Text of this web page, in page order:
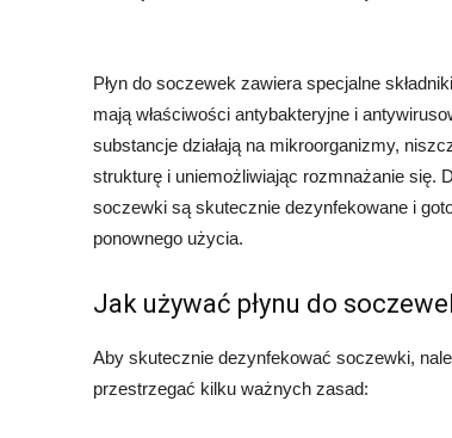
Płyn do soczewek zawiera specjalne
mają właściwości antybakteryjne i
substancje działają na mikroorganizmy,
strukturę i uniemożliwiając rozmnażanie się.
soczewki są skutecznie dezynfekowane i
ponownego użycia.
Jak używać płynu do
Aby skutecznie dezynfekować soczewki,
przestrzegać kilku ważnych zasad: